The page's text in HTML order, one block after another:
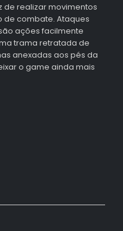
de realizar movimentos
de combate. Ataques
ações facilmente
trama retratada de
anexadas aos pés da
o game ainda mais